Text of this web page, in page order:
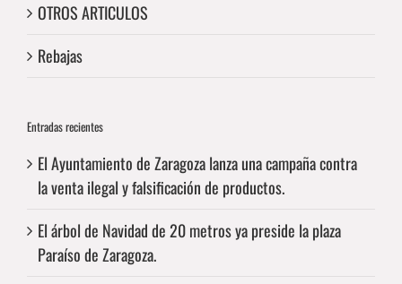
OTROS ARTICULOS
Rebajas
Entradas recientes
El Ayuntamiento de Zaragoza lanza una campaña contra
la venta ilegal y falsificación de productos.
El árbol de Navidad de 20 metros ya preside la plaza
Paraíso de Zaragoza.